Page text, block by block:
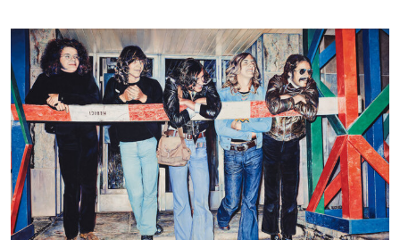
unterstützen
abo
genossenschaft
epaper login